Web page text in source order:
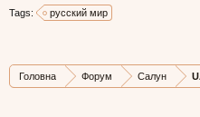
Tags: русский мир
Головна Форум Салун